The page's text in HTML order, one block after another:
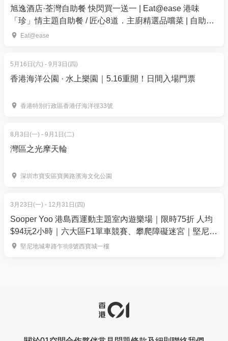
旭逸酒店·荃灣自助餐 快閃買一送一 | Eat@ease 港味
「珍」情主題自助餐 / 匠心8道．主廚精選品嚐菜 | 自助餐
優惠2026
Eat@ease
5月16日(六) - 9月3日(四)
香港海洋公園 · 水上樂園｜5.16重開！日間入場門票
香港特別行政區香港仔海洋徑33號
8月3日(一) - 9月1日(二)
灣區之光摩天輪
深圳市寶安區寶興路濱海文化公園
3月23日(一) - 12月31日(四)
Sooper Yoo 港島西運動主題室內遊樂場｜限時75折 人均
$94玩2小時｜六大區F1單車競賽、攀爬障礙迷宮｜堅尼地
城 堅尼地城卑路乍街8號西寶城一樓